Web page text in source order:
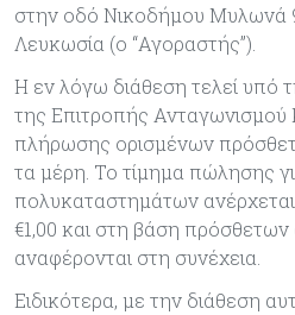
στην οδό Νικοδήμου Μυλωνά
Λευκωσία (o “Αγοραστής”).
Η εν λόγω διάθεση τελεί υπό
της Επιτροπής Ανταγωνισμού
πλήρωσης ορισμένων
τα μέρη. Το τίμημα πώλησης
πολυκαταστημάτων
€1,00 και στη βάση πρόσθετων
αναφέρονται στη συνέχεια.
Ειδικότερα, με την διάθεση